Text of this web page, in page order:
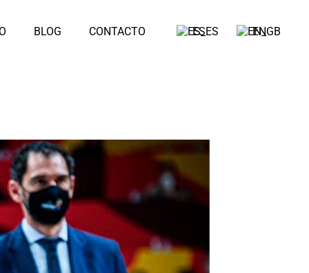
BLOG CONTACTO ES EN